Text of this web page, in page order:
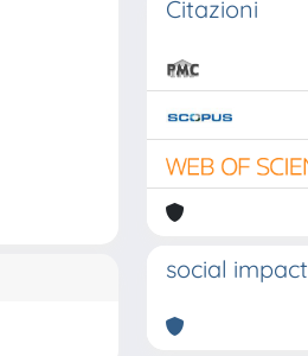
Citazioni
social impact